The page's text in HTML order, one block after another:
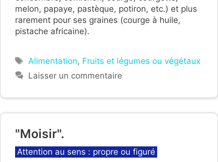
melon, papaye, pastèque, potiron, etc.) et plus
rarement pour ses graines (courge à huile,
pistache africaine).
Étiquettes
Alimentation, Fruits et légumes ou végétaux
Laisser un commentaire
"Moisir".
Catégories
Attention au sens : propre ou figuré